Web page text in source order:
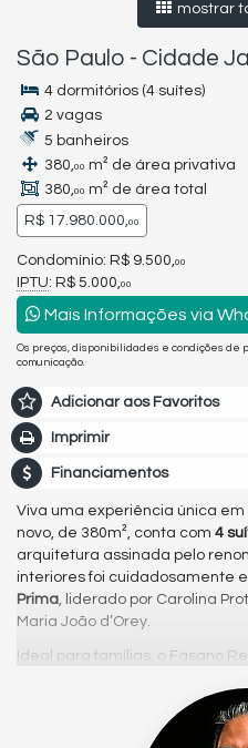
mostrar
São Paulo - Cidade
4 dormitórios (4 suítes)
2 vagas
5 banheiros
380,00 m² de área privativa
380,00 m² de área total
R$ 17.980.000,00
Condomínio: R$ 9.500, 00
IPTU: R$ 5.000, 00
Mais Informações via
Os preços, disponibilidades e condições de
comunicação.
Adicionar aos Favoritos
Imprimir
Financiamentos
Viva uma experiência única
novo, de 380m², conta com 4
arquitetura assinada pelo
interiores foi cuidadosamente
Prima, liderado por Carolina
Maria João d’Orey.
Ideal para famílias, o Fasano
áreas sociais e de lazer que
privacidade e qualidade de
Shopping Cidade Jardim
, você